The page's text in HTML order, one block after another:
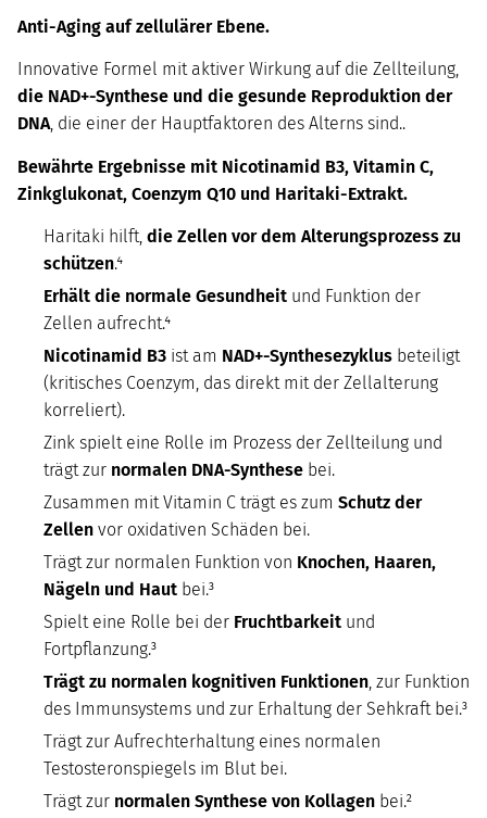
Anti-Aging auf zellulärer Ebene.
Innovative Formel mit aktiver Wirkung auf die Zellteilung,
die NAD+-Synthese und die gesunde Reproduktion der
DNA, die einer der Hauptfaktoren des Alterns sind..
Bewährte Ergebnisse mit Nicotinamid B3, Vitamin C,
Zinkglukonat, Coenzym Q10 und Haritaki-Extrakt.
Haritaki hilft, die Zellen vor dem Alterungsprozess zu
schützen.⁴
Erhält die normale Gesundheit und Funktion der
Zellen aufrecht.⁴
Nicotinamid B3 ist am NAD+-Synthesezyklus beteiligt
(kritisches Coenzym, das direkt mit der Zellalterung
korreliert).
Zink spielt eine Rolle im Prozess der Zellteilung und
trägt zur normalen DNA-Synthese bei.
Zusammen mit Vitamin C trägt es zum Schutz der
Zellen vor oxidativen Schäden bei.
Trägt zur normalen Funktion von Knochen, Haaren,
Nägeln und Haut bei.³
Spielt eine Rolle bei der Fruchtbarkeit und
Fortpflanzung.³
Trägt zu normalen kognitiven Funktionen, zur Funktion
des Immunsystems und zur Erhaltung der Sehkraft bei.³
Trägt zur Aufrechterhaltung eines normalen
Testosteronspiegels im Blut bei.
Trägt zur normalen Synthese von Kollagen bei.²